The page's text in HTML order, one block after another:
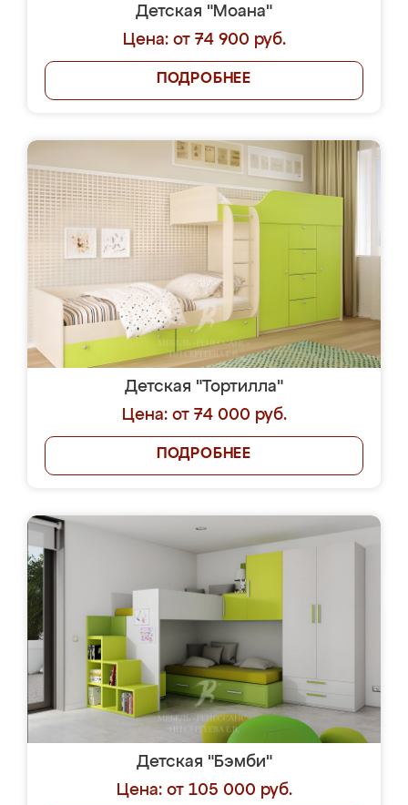
Детская "Моана"
Цена: от 74 900 руб.
ПОДРОБНЕЕ
Детская "Тортилла"
Цена: от 74 000 руб.
ПОДРОБНЕЕ
Детская "Бэмби"
Цена: от 105 000 руб.